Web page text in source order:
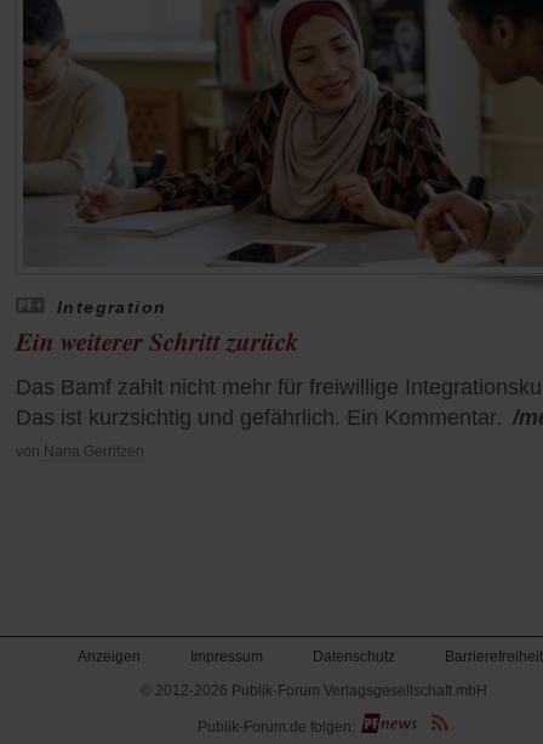
Integration
Ein weiterer Schritt zurück
Das Bamf zahlt nicht mehr für freiwillige
Das ist kurzsichtig und gefährlich. Ein Kommentar. /
von Nana Gerritzen
Anzeigen Impressum Datenschutz
Barrierefreiheit
© 2012-2026 Publik-Forum Verlagsgesellschaft mbH
(Öffnet
in
Publik-Forum.de folgen: